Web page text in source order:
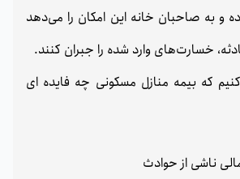
و به صاحبان خانه این امکان را می‌دهد
خسارت‌های وارد شده را جبران کنند.
که بیمه منازل مسکونی چه فایده ای
ناشی از حوادث